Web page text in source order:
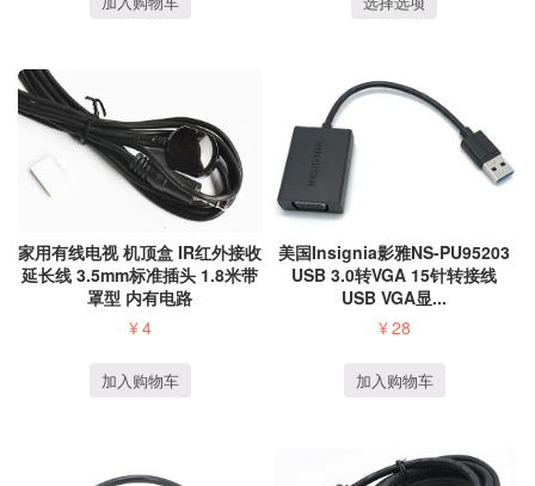
家用有线电视 机顶盒 IR红外接收
延长线 3.5mm标准插头 1.8米带
罩型 内有电路
¥4
加入购物车
美国Insignia影雅NS-PU95203
USB 3.0转VGA 15针转接线
USB VGA显...
¥28
加入购物车